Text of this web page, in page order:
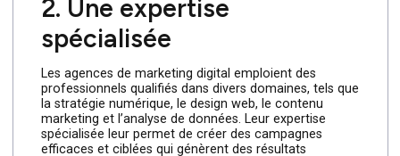
numérique en passant par le référencement (SEO) et
les médias sociaux. Voici pourquoi choisir une agence
de marketing digital peut être une décision judicieuse
2. Une expertise
spécialisée